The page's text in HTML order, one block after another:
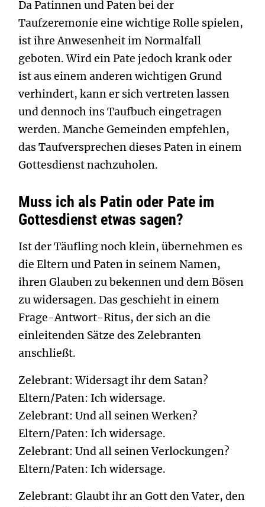
Da Patinnen und Paten bei der
Taufzeremonie eine wichtige Rolle spielen,
ist ihre Anwesenheit im Normalfall
geboten. Wird ein Pate jedoch krank oder
ist aus einem anderen wichtigen Grund
verhindert, kann er sich vertreten lassen
und dennoch ins Taufbuch eingetragen
werden. Manche Gemeinden empfehlen,
das Taufversprechen dieses Paten in einem
Gottesdienst nachzuholen.
Muss ich als Patin oder Pate im
Gottesdienst etwas sagen?
Ist der Täufling noch klein, übernehmen es
die Eltern und Paten in seinem Namen,
ihren Glauben zu bekennen und dem Bösen
zu widersagen. Das geschieht in einem
Frage-Antwort-Ritus, der sich an die
einleitenden Sätze des Zelebranten
anschließt.
Zelebrant: Widersagt ihr dem Satan?
Eltern/Paten: Ich widersage.
Zelebrant: Und all seinen Werken?
Eltern/Paten: Ich widersage.
Zelebrant: Und all seinen Verlockungen?
Eltern/Paten: Ich widersage.
Zelebrant: Glaubt ihr an Gott den Vater, den